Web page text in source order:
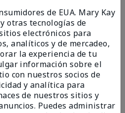
Kay® Intense
moisturized
a un amigo
útil esta
de EUA. Mary Kay
otras tecnologías de
electrónicos para
analíticos y de mercadeo,
la experiencia de tu
información sobre el
con nuestros socios de
y analítica para
de nuestros sitios y
Puedes administrar